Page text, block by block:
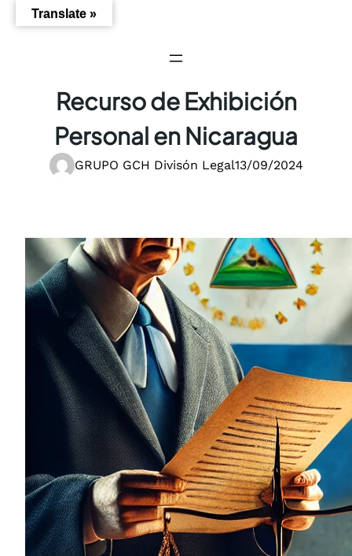
Saltar
Recurso de Exhibición
Personal en Nicaragua
GRUPO GCH Divisón Legal13/09/2024
Translate »